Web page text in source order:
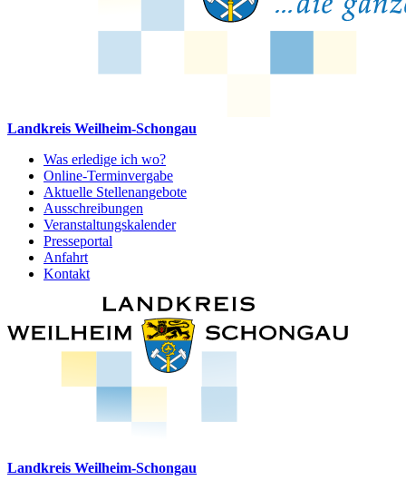
Landkreis Weilheim-Schongau
Was erledige ich wo?
Online-Terminvergabe
Aktuelle Stellenangebote
Ausschreibungen
Veranstaltungskalender
Presseportal
Anfahrt
Kontakt
Landkreis Weilheim-Schongau